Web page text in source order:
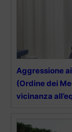
Aggressione
(Ordine dei
vicinanza